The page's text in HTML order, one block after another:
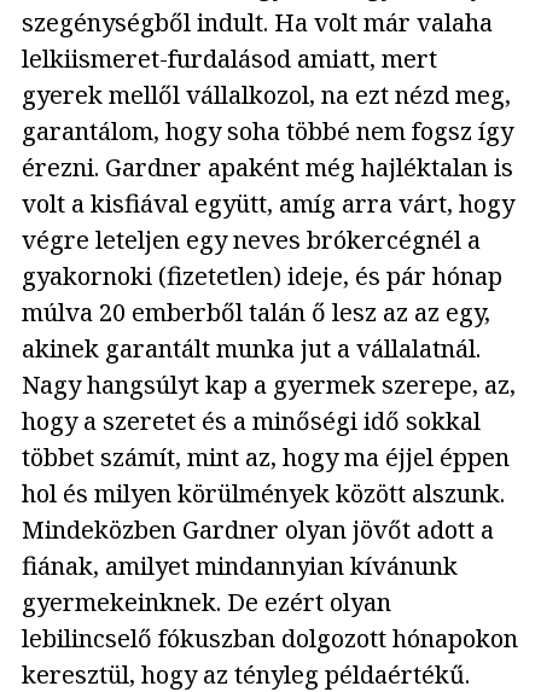
szegénységből indult. Ha volt már valaha
lelkiismeret-furdalásod amiatt, mert
gyerek mellől vállalkozol, na ezt nézd meg,
garantálom, hogy soha többé nem fogsz így
érezni. Gardner apaként még hajléktalan is
volt a kisfiával együtt, amíg arra várt, hogy
végre leteljen egy neves brókercégnél a
gyakornoki (fizetetlen) ideje, és pár hónap
múlva 20 emberből talán ő lesz az az egy,
akinek garantált munka jut a vállalatnál.
Nagy hangsúlyt kap a gyermek szerepe, az,
hogy a szeretet és a minőségi idő sokkal
többet számít, mint az, hogy ma éjjel éppen
hol és milyen körülmények között alszunk.
Mindeközben Gardner olyan jövőt adott a
fiának, amilyet mindannyian kívánunk
gyermekeinknek. De ezért olyan
lebilincselő fókuszban dolgozott hónapokon
keresztül, hogy az tényleg példaértékű.